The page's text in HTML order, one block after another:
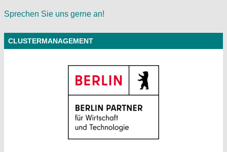
Sprechen Sie uns gerne an!
CLUSTERMANAGEMENT